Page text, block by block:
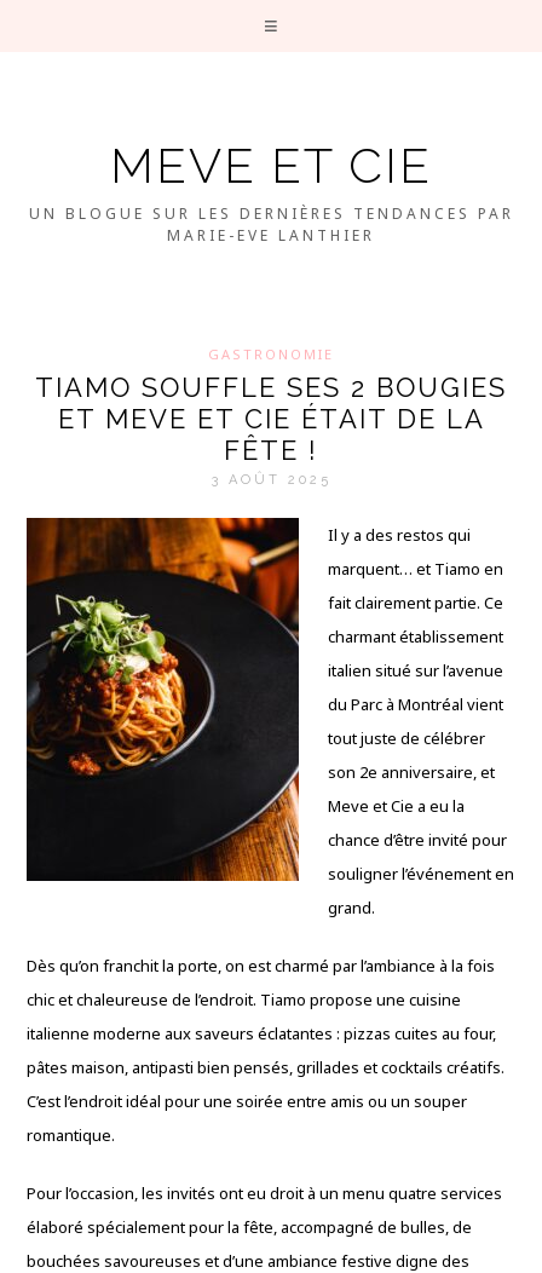
MEVE ET CIE
UN BLOGUE SUR LES DERNIÈRES TENDANCES PAR
MARIE-EVE LANTHIER
GASTRONOMIE
TIAMO SOUFFLE SES 2 BOUGIES
ET MEVE ET CIE ÉTAIT DE LA
FÊTE !
3 AOÛT 2025
Il y a des restos qui
marquent… et Tiamo en
fait clairement partie. Ce
charmant établissement
italien situé sur l’avenue
du Parc à Montréal vient
tout juste de célébrer
son 2e anniversaire, et
Meve et Cie a eu la
chance d’être invité pour
souligner l’événement en
grand.
Dès qu’on franchit la porte, on est charmé par l’ambiance à la fois
chic et chaleureuse de l’endroit. Tiamo propose une cuisine
italienne moderne aux saveurs éclatantes : pizzas cuites au four,
pâtes maison, antipasti bien pensés, grillades et cocktails créatifs.
C’est l’endroit idéal pour une soirée entre amis ou un souper
romantique.
Pour l’occasion, les invités ont eu droit à un menu quatre services
élaboré spécialement pour la fête, accompagné de bulles, de
bouchées savoureuses et d’une ambiance festive digne des